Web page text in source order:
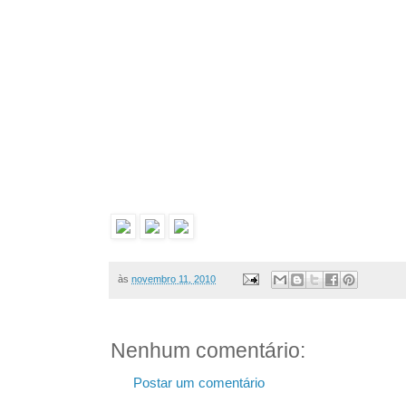
às novembro 11, 2010
Nenhum comentário:
Postar um comentário